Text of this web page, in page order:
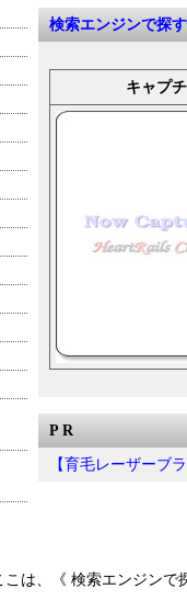
検索エンジンで探
キャプ
P R
【育毛レーザーブ
こは、《 検索エンジンで